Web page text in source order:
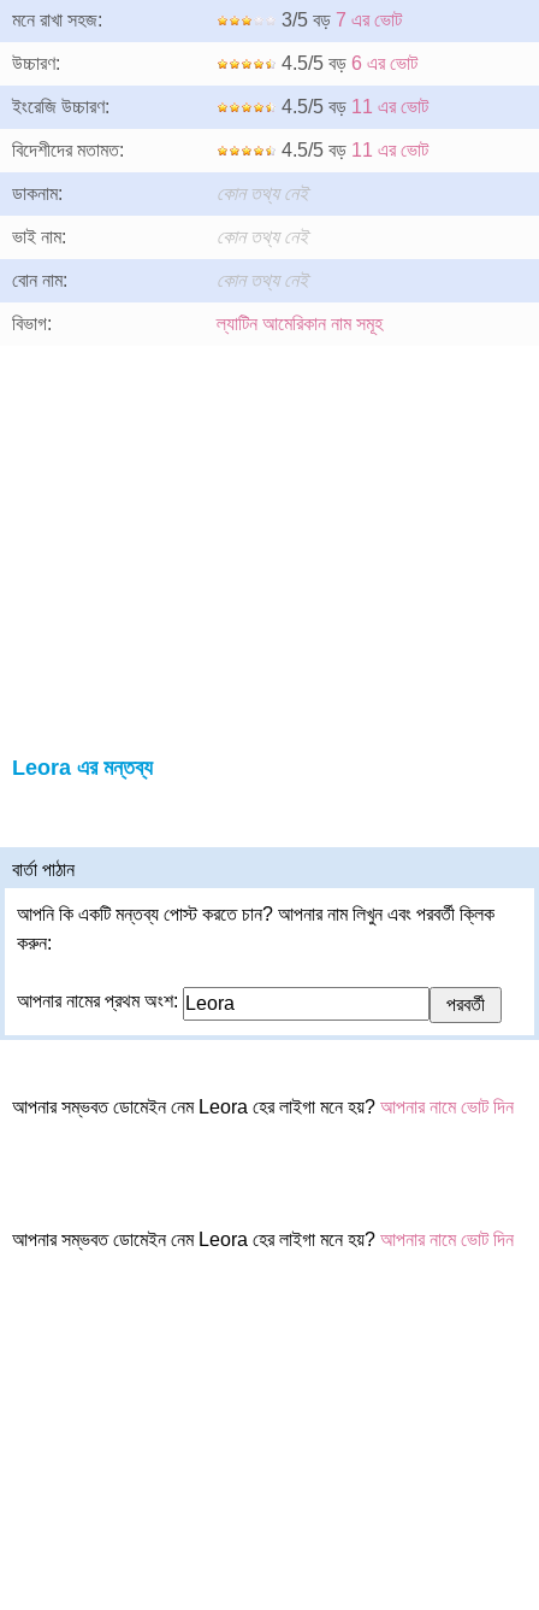
মনে রাখা সহজ: 3/5 বড় 7 এর ভোট
উচ্চারণ: 4.5/5 বড় 6 এর ভোট
ইংরেজি উচ্চারণ: 4.5/5 বড় 11 এর ভোট
বিদেশীদের মতামত: 4.5/5 বড় 11 এর ভোট
ডাকনাম: কোন তথ্য নেই
ভাই নাম: কোন তথ্য নেই
বোন নাম: কোন তথ্য নেই
বিভাগ: ল্যাটিন আমেরিকান নাম সমূহ
Leora এর মন্তব্য
বার্তা পাঠান
আপনি কি একটি মন্তব্য পোস্ট করতে চান? আপনার নাম লিখুন এবং পরবর্তী ক্লিক
করুন:
আপনার নামের প্রথম অংশ:
আপনার সম্ভবত ডোমেইন নেম Leora হের লাইগা মনে হয়? আপনার নামে ভোট দিন
আপনার সম্ভবত ডোমেইন নেম Leora হের লাইগা মনে হয়? আপনার নামে ভোট দিন